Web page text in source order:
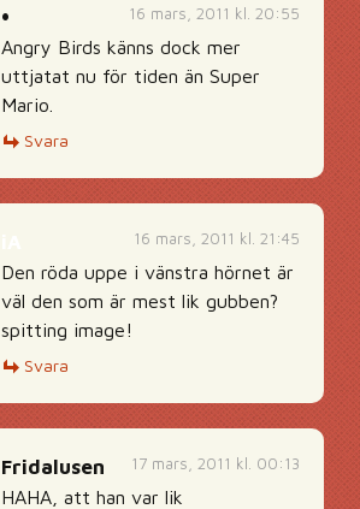
16 mars, 2011 kl. 20:55
•
Angry Birds känns dock mer
uttjatat nu för tiden än Super
Mario.
Svara
16 mars, 2011 kl. 21:45
Den röda uppe i vänstra hörnet är
väl den som är mest lik gubben?
spitting image!
Svara
17 mars, 2011 kl. 00:13
Fridalusen
HAHA, att han var lik